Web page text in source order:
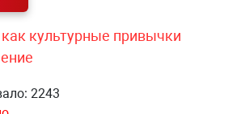
культурные привычки
2243